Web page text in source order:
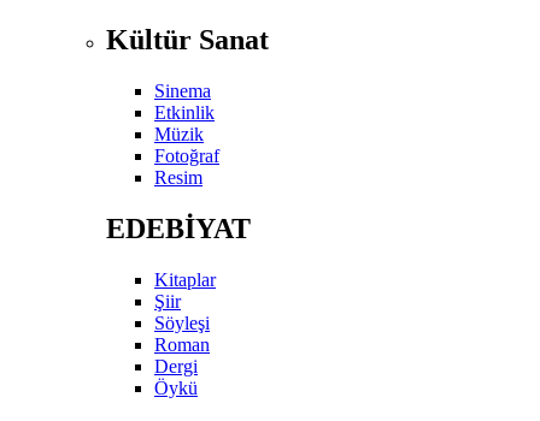
Kültür Sanat
Sinema
Etkinlik
Müzik
Fotoğraf
Resim
EDEBİYAT
Kitaplar
Şiir
Söyleşi
Roman
Dergi
Öykü